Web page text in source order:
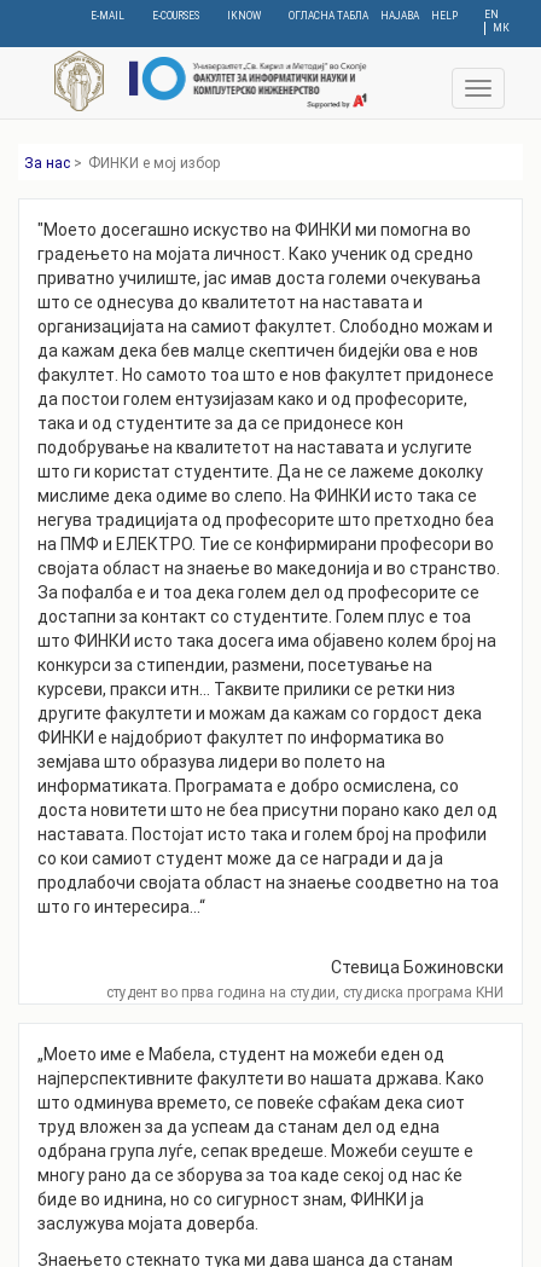
content
EN
МК
E-MAIL E-COURSES IKNOW ОГЛАСНА ТАБЛА НАЈАВА HELP
Toggle
За нас > ФИНКИ е мој избор
"Моето досегашно искуство на ФИНКИ ми помогна во
градењето на мојата личност. Како ученик од средно
приватно училиште, јас имав доста големи очекувања
што се однесува до квалитетот на наставата и
организацијата на самиот факултет. Слободно можам и
да кажам дека бев малце скептичен бидејќи ова е нов
факултет. Но самото тоа што е нов факултет придонесе
да постои голем ентузијазам како и од професорите,
така и од студентите за да се придонесе кон
подобрување на квалитетот на наставата и услугите
што ги користат студентите. Да не се лажеме доколку
мислиме дека одиме во слепо. На ФИНКИ исто така се
негува традицијата од професорите што претходно беа
на ПМФ и ЕЛЕКТРО. Тие се конфирмирани професори во
својата област на знаење во македонија и во странство.
За пофалба е и тоа дека голем дел од професорите се
достапни за контакт со студентите. Голем плус е тоа
што ФИНКИ исто така досега има објавено колем број на
конкурси за стипендии, размени, посетување на
курсеви, пракси итн... Таквите прилики се ретки низ
другите факултети и можам да кажам со гордост дека
ФИНКИ е најдобриот факултет по информатика во
земјава што образува лидери во полето на
информатиката. Програмата е добро осмислена, со
доста новитети што не беа присутни порано како дел од
наставата. Постојат исто така и голем број на профили
со кои самиот студент може да се награди и да ја
продлабочи својата област на знаење соодветно на тоа
што го интересира...“
Стевица Божиновски
студент во прва година на студии, студиска програма КНИ
„Моето име е Мабела, студент на можеби еден од
најперспективните факултети во нашата држава. Како
што одминува времето, се повеќе сфаќам дека сиот
труд вложен за да успеам да станам дел од една
одбрана група луѓе, сепак вредеше. Можеби сеуште е
многу рано да се зборува за тоа каде секој од нас ќе
биде во иднина, но со сигурност знам, ФИНКИ ја
заслужува мојата доверба.
Знаењето стекнато тука ми дава шанса да станам